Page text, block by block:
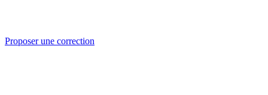
Proposer une correction